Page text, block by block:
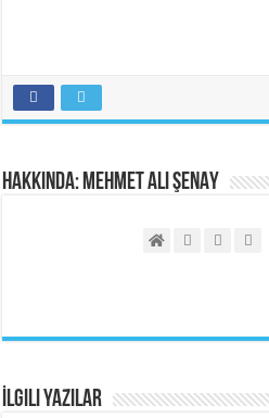
Hakkında: Mehmet Ali ŞENAY
İlgili Yazılar